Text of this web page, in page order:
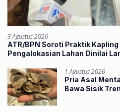
3 Agustus 2026
ATR/BPN Soroti Praktik Kapling
Pengalokasian Lahan Dinilai
1 Agustus 2026
Pria Asal
Bawa Sisik